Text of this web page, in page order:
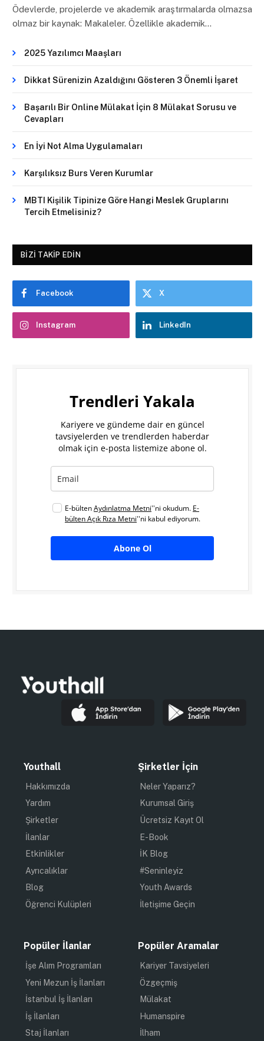
Ödevlerde, projelerde ve akademik araştırmalarda olmazsa
olmaz bir kaynak: Makaleler. Özellikle akademik…
2025 Yazılımcı Maaşları
Dikkat Sürenizin Azaldığını Gösteren 3 Önemli İşaret
Başarılı Bir Online Mülakat İçin 8 Mülakat Sorusu ve
Cevapları
En İyi Not Alma Uygulamaları
Karşılıksız Burs Veren Kurumlar
MBTI Kişilik Tipinize Göre Hangi Meslek Gruplarını
Tercih Etmelisiniz?
BIZI TAKIP EDIN
Facebook X
Instagram LinkedIn
Trendleri Yakala
Kariyere ve gündeme dair en güncel
tavsiyelerden ve trendlerden haberdar
olmak için e-posta listemize abone ol.
E-bültenAydınlatma Metni''ni okudum. E-
bülten Açık Rıza Metni''ni kabul ediyorum.
Abone Ol
Youthall
Hakkımızda
Yardım
Şirketler
İlanlar
Etkinlikler
Ayrıcalıklar
Blog
Öğrenci Kulüpleri
Şirketler İçin
Neler Yaparız?
Kurumsal Giriş
Ücretsiz Kayıt Ol
E-Book
İK Blog
#Seninleyiz
Youth Awards
İletişime Geçin
Popüler İlanlar
İşe Alım Programları
Yeni Mezun İş İlanları
İstanbul İş İlanları
İş İlanları
Staj İlanları
Popüler Aramalar
Kariyer Tavsiyeleri
Özgeçmiş
Mülakat
Humanspire
İlham